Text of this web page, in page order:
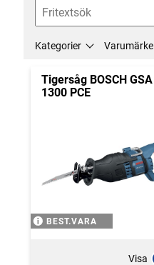
Kategorier Varumärke
Tigersåg BOSCH GSA
1300 PCE
BEST.VARA
Visa